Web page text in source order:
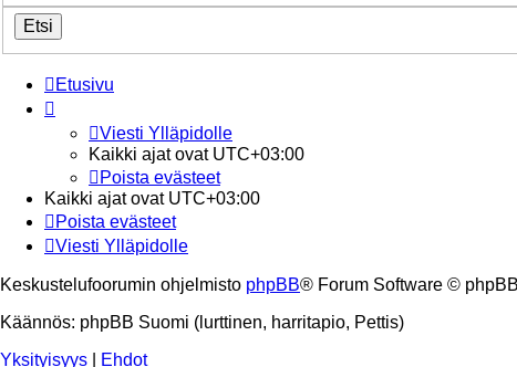
Etusivu
Viesti Ylläpidolle
Kaikki ajat ovat UTC+03:00
Poista evästeet
Kaikki ajat ovat UTC+03:00
Poista evästeet
Viesti Ylläpidolle
Keskustelufoorumin ohjelmisto phpBB® Forum Software ©
Käännös: phpBB Suomi (lurttinen, harritapio, Pettis)
Yksityisyys
Ehdot